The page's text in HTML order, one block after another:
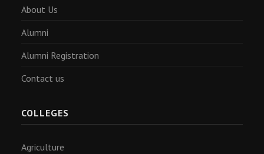
About Us
Alumni
Alumni Registration
Contact us
COLLEGES
Agriculture